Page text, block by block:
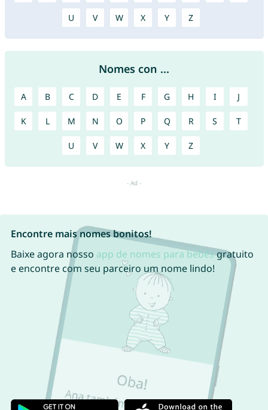
U V W X Y Z
Nomes con ...
A B C D E F G H I J
K L M N O P Q R S T
U V W X Y Z
Encontre mais nomes bonitos!
Baixe agora nosso app de nomes para bebêsgratuito
e encontre com seu parceiro um nome lindo!